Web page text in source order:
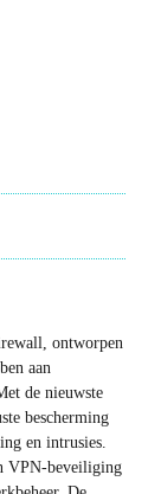
ontworpen
aan
de nieuwste
bescherming
en intrusies.
VPN-beveiliging